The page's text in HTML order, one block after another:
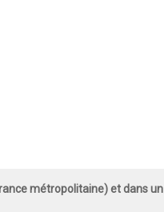
métropolitaine) et dans un